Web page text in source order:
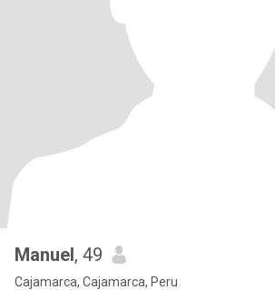
Manuel, 49
Cajamarca, Cajamarca, Peru